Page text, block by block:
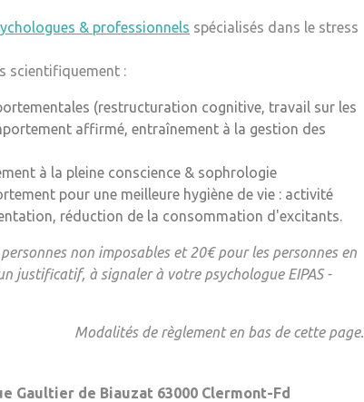
& professionnels spécialisés dans le stress
scientifiquement :
(restructuration cognitive, travail sur les
affirmé, entraînement à la gestion des
à la pleine conscience & sophrologie
pour une meilleure hygiène de vie : activité
réduction de la consommation d'excitants.
non imposables et 20€ pour les personnes en
justificatif, à signaler à votre psychologue EIPAS -
Modalités de règlement en bas de cette page.
Gaultier de Biauzat 63000 Clermont-Fd